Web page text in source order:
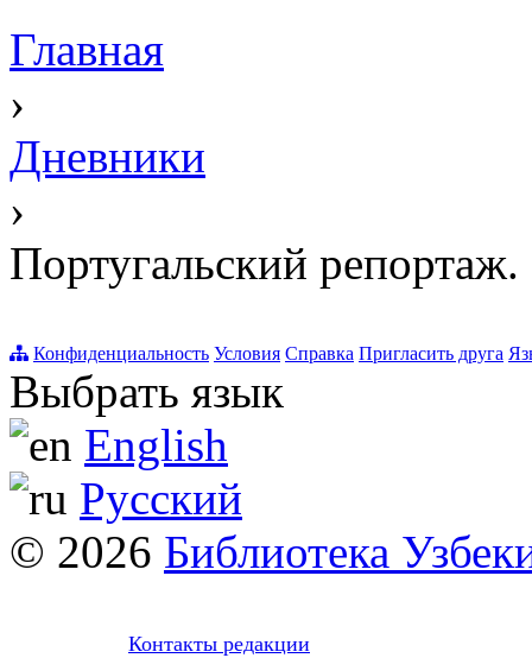
Главная
›
Дневники
›
Португальский
Конфиденциальность Условия Справка Пригласить друга
Выбрать язык
English
Русский
© 2026 Библиотека
Контакты редакции